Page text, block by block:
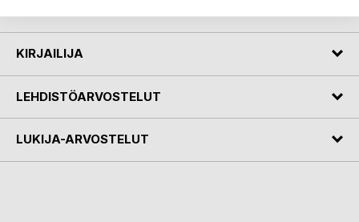
KIRJAILIJA
LEHDISTÖARVOSTELUT
LUKIJA-ARVOSTELUT